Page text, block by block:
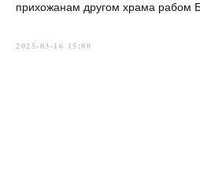
прихожанам другом храма рабом
2025-03-16 15:00